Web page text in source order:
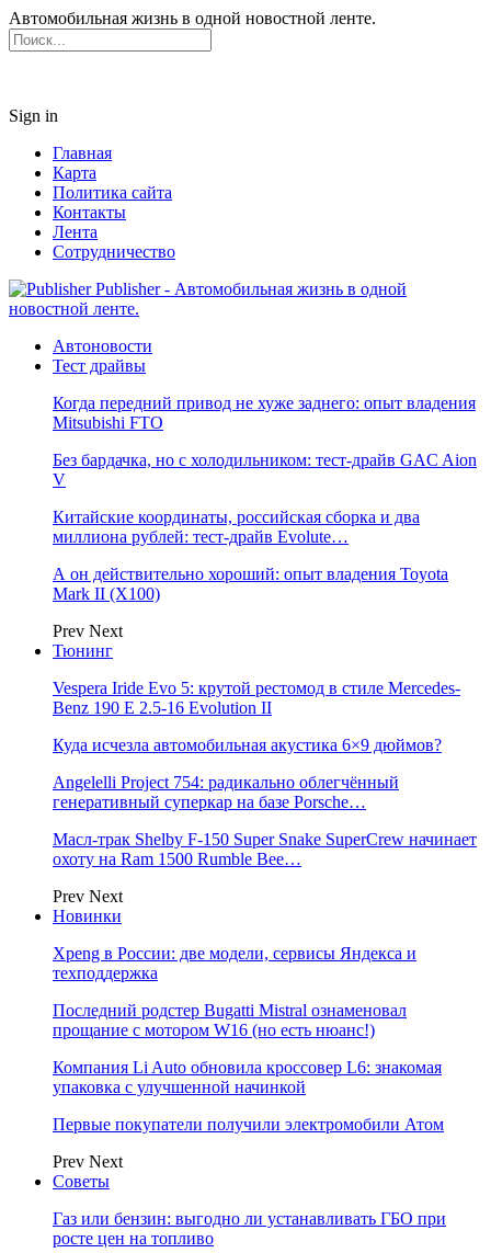
Автомобильная жизнь в одной новостной ленте.
Sign in
Главная
Карта
Политика сайта
Контакты
Лента
Сотрудничество
Publisher - Автомобильная жизнь в одной
новостной ленте.
Автоновости
Тест драйвы
Когда передний привод не хуже заднего: опыт владения
Mitsubishi FTO
Без бардачка, но с холодильником: тест-драйв GAC Aion
V
Китайские координаты, российская сборка и два
миллиона рублей: тест-драйв Evolute…
А он действительно хороший: опыт владения Toyota
Mark II (Х100)
Prev Next
Тюнинг
Vespera Iride Evo 5: крутой рестомод в стиле Mercedes-
Benz 190 E 2.5-16 Evolution II
Куда исчезла автомобильная акустика 6×9 дюймов?
Angelelli Project 754: радикально облегчённый
генеративный суперкар на базе Porsche…
Масл-трак Shelby F-150 Super Snake SuperCrew начинает
охоту на Ram 1500 Rumble Bee…
Prev Next
Новинки
Xpeng в России: две модели, сервисы Яндекса и
техподдержка
Последний родстер Bugatti Mistral ознаменовал
прощание с мотором W16 (но есть нюанс!)
Компания Li Auto обновила кроссовер L6: знакомая
упаковка с улучшенной начинкой
Первые покупатели получили электромобили Атом
Prev Next
Советы
Газ или бензин: выгодно ли устанавливать ГБО при
росте цен на топливо